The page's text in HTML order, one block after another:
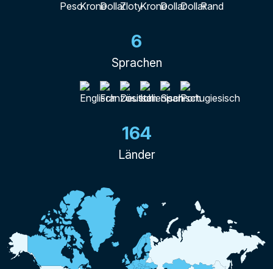
6
Sprachen
164
Länder